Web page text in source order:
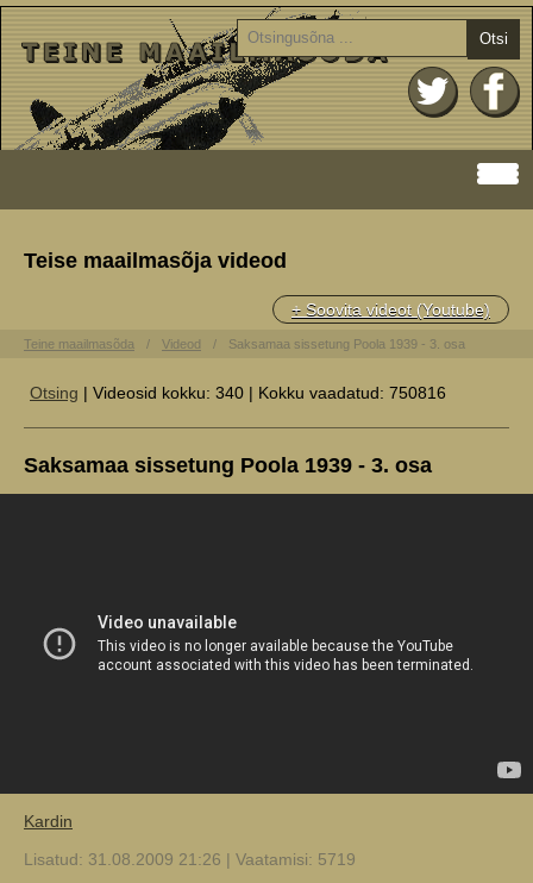
Otsi
Teise maailmasõja videod
+ Soovita videot (Youtube)
Teine maailmasõda Videod Saksamaa sissetung Poola 1939 - 3. osa
Otsing | Videosid kokku: 340 | Kokku vaadatud: 750816
Saksamaa sissetung Poola 1939 - 3. osa
Kardin
Lisatud: 31.08.2009 21:26 | Vaatamisi: 5719